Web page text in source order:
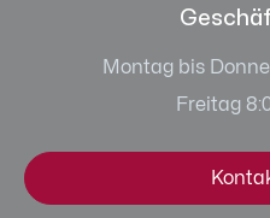
Montag bis
Freitag